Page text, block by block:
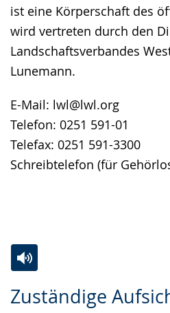
ist eine Körperschaft des
wird vertreten durch den
Landschaftsverbandes
Lunemann.
E-Mail: lwl@lwl.org
Telefon: 0251 591-01
Telefax: 0251 591-3300
Schreibtelefon (für
Zuständige
Leichten
Audio-
Video